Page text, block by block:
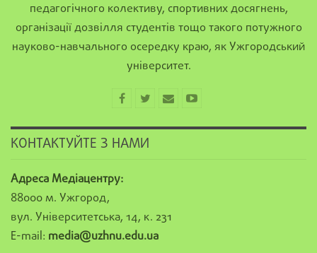
педагогічного колективу, спортивних досягнень,
організації дозвілля студентів тощо такого потужного
науково-навчального осередку краю, як Ужгородський
університет.
КОНТАКТУЙТЕ З НАМИ
Адреса Медіацентру:
88000 м. Ужгород,
вул. Університетська, 14, к. 231
E-mail: media@uzhnu.edu.ua